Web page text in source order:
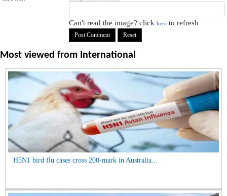
Can't read the image? clickhere to refresh
Most viewed from International
H5N1 bird flu cases cross 200-mark in Australia...